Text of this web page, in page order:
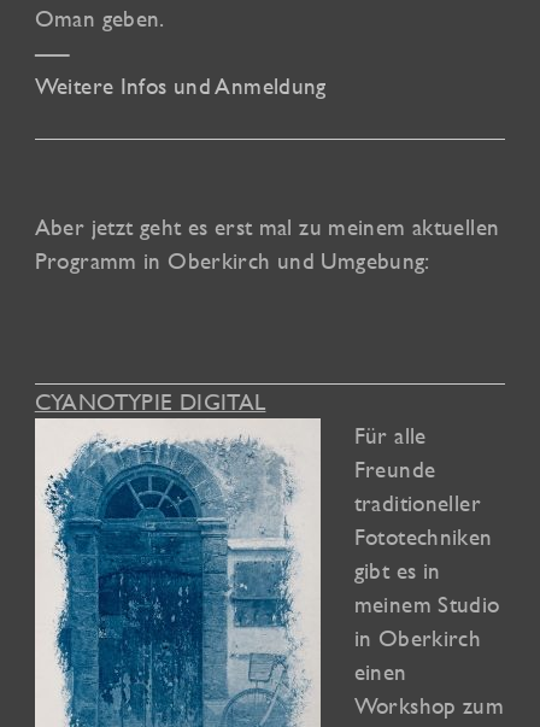
Oman geben.
—–
Weitere Infos und Anmeldung
Aber jetzt geht es erst mal zu meinem aktuellen
Programm in Oberkirch und Umgebung:
CYANOTYPIE DIGITAL
Für alle
Freunde
traditioneller
Fototechniken
gibt es in
meinem Studio
in Oberkirch
einen
Workshop zum